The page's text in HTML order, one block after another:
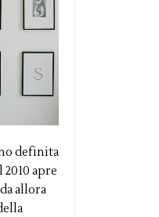
definita
2010 apre
allora